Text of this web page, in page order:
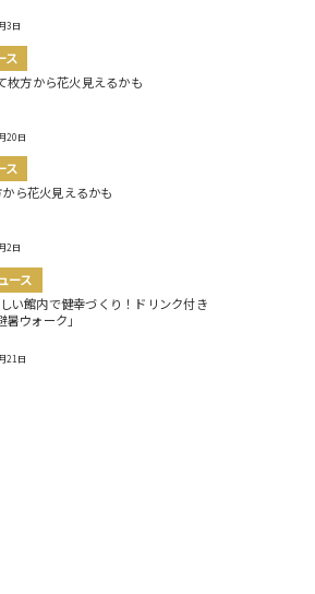
3日
ス
枚方から花火見えるかも
20日
ス
ら花火見えるかも
2日
ース
い館内で健幸づくり！ドリンク付き
暑ウォーク｣
21日